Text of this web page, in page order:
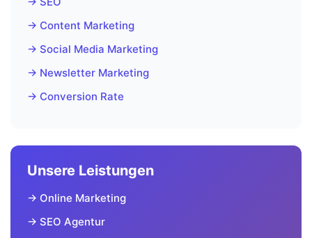
→ Content Marketing
→ Social Media Marketing
→ Newsletter Marketing
→ Conversion Rate
Unsere Leistungen
→ Online Marketing
→ SEO Agentur